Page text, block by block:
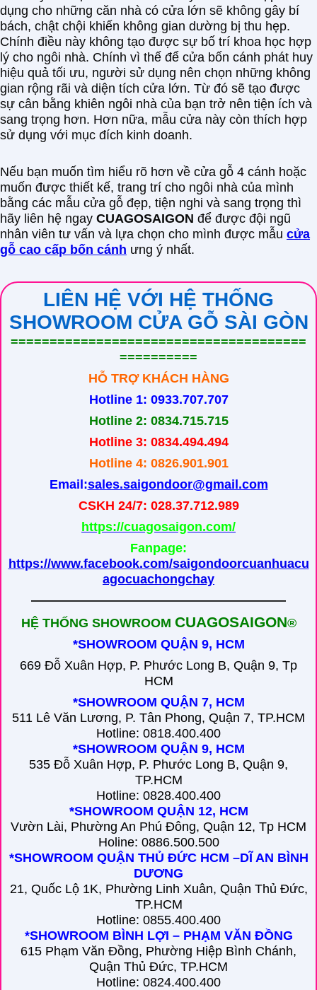
dụng cho những căn nhà có cửa lớn sẽ không gây bí
bách, chật chội khiến không gian dường bị thu hẹp.
Chính điều này không tạo được sự bố trí khoa học hợp
lý cho ngôi nhà. Chính vì thế để cửa bốn cánh phát huy
hiệu quả tối ưu, người sử dụng nên chọn những không
gian rộng rãi và diện tích cửa lớn. Từ đó sẽ tạo được
sự cân bằng khiên ngôi nhà của bạn trở nên tiện ích và
sang trọng hơn. Hơn nữa, mẫu cửa này còn thích hợp
sử dụng với mục đích kinh doanh.
Nếu bạn muốn tìm hiểu rõ hơn về cửa gỗ 4 cánh hoặc
muốn được thiết kế, trang trí cho ngôi nhà của mình
bằng các mẫu cửa gỗ đẹp, tiện nghi và sang trọng thì
hãy liên hệ ngay CUAGOSAIGON để được đội ngũ
nhân viên tư vấn và lựa chọn cho mình được mẫu cửa
gỗ cao cấp bốn cánh ưng ý nhất.
LIÊN HỆ VỚI HỆ THỐNG
SHOWROOM CỬA GỖ SÀI GÒN
======================================
==========
HỖ TRỢ KHÁCH HÀNG
Hotline 1: 0933.707.707
Hotline 2: 0834.715.715
Hotline 3: 0834.494.494
Hotline 4: 0826.901.901
Email:sales.saigondoor@gmail.com
CSKH 24/7: 028.37.712.989
https://cuagosaigon.com/
Fanpage:
https://www.facebook.com/saigondoorcuanhuacu
agocuachongchay
————————————————————
HỆ THỐNG SHOWROOM CUAGOSAIGON®
*SHOWROOM QUẬN 9, HCM
669 Đỗ Xuân Hợp, P. Phước Long B, Quận 9, Tp
HCM
*SHOWROOM QUẬN 7, HCM
511 Lê Văn Lương, P. Tân Phong, Quận 7, TP.HCM
Hotline: 0818.400.400
*SHOWROOM QUẬN 9, HCM
535 Đỗ Xuân Hợp, P. Phước Long B, Quận 9,
TP.HCM
Hotline: 0828.400.400
*SHOWROOM QUẬN 12, HCM
Vườn Lài, Phường An Phú Đông, Quận 12, Tp HCM
Holine: 0886.500.500
*SHOWROOM QUẬN THỦ ĐỨC HCM –DĨ AN BÌNH
DƯƠNG
21, Quốc Lộ 1K, Phường Linh Xuân, Quận Thủ Đức,
TP.HCM
Hotline: 0855.400.400
*SHOWROOM BÌNH LỢI – PHẠM VĂN ĐỒNG
615 Phạm Văn Đồng, Phường Hiệp Bình Chánh,
Quận Thủ Đức, TP.HCM
Hotline: 0824.400.400